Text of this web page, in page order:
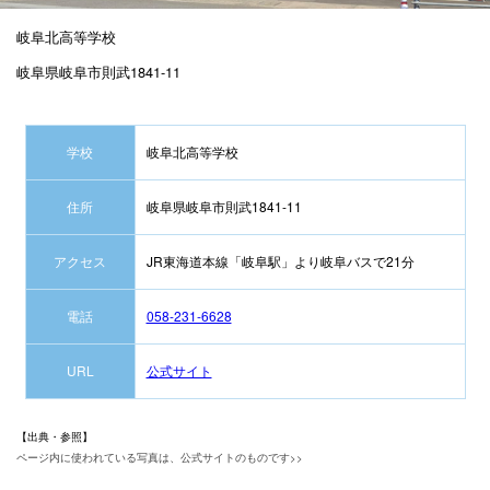
岐阜北高等学校
岐阜県岐阜市則武1841-11
学校 岐阜北高等学校
住所 岐阜県岐阜市則武1841-11
アクセス JR東海道本線「岐阜駅」より岐阜バスで21分
電話 058-231-6628
URL 公式サイト
【出典・参照】
ページ内に使われている写真は、公式サイトのものです>>